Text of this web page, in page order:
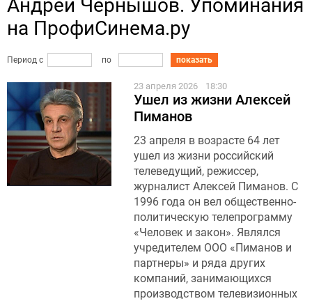
Андрей Чернышов. Упоминания
на ПрофиСинема.ру
Период с по показать
23 апреля 2026 18:30
Ушел из жизни Алексей
Пиманов
23 апреля в возрасте 64 лет
ушел из жизни российский
телеведущий, режиссер,
журналист Алексей Пиманов. С
1996 года он вел общественно-
политическую телепрограмму
«Человек и закон». Являлся
учредителем ООО «Пиманов и
партнеры» и ряда других
компаний, занимающихся
производством телевизионных